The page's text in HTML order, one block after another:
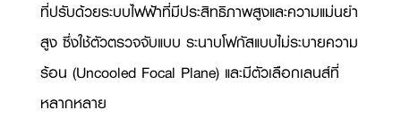
ที่ปรับด้วยระบบไฟฟ้าที่มีประสิทธิภาพสูงและความแม่นยำ
สูง ซึ่งใช้ตัวตรวจจับแบบ ระนาบโฟกัสแบบไม่ระบายความ
ร้อน (Uncooled Focal Plane) และมีตัวเลือกเลนส์ที่
หลากหลาย